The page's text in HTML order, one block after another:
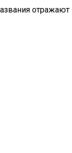
отражают